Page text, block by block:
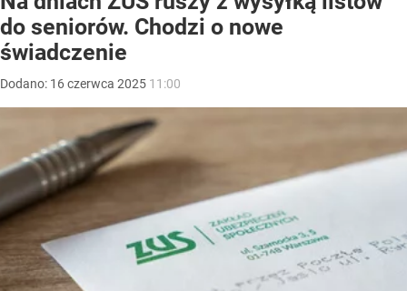
do seniorów. Chodzi o nowe
świadczenie
Dodano: 16czerwca 2025 11:00